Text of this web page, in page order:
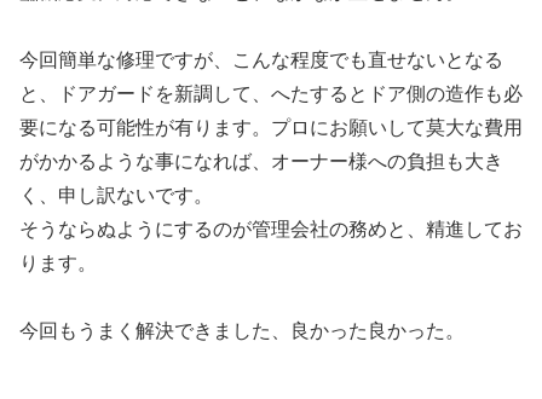
今回簡単な修理ですが、こんな程度でも直せないとなる
と、ドアガードを新調して、へたするとドア側の造作も必
要になる可能性が有ります。プロにお願いして莫大な費用
がかかるような事になれば、オーナー様への負担も大き
く、申し訳ないです。
そうならぬようにするのが管理会社の務めと、精進してお
ります。
今回もうまく解決できました、良かった良かった。